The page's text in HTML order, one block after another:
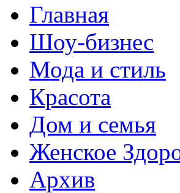
Главная
Шоу-бизнес
Мода и стиль
Красота
Дом и семья
Женское
Архив